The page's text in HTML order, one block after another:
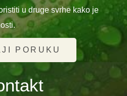
u druge svrhe kako je
PORUKU